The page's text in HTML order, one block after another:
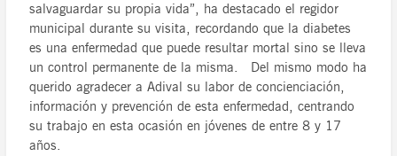
salvaguardar su propia vida”, ha destacado el regidor
municipal durante su visita, recordando que la diabetes
es una enfermedad que puede resultar mortal sino se lleva
un control permanente de la misma. Del mismo modo ha
querido agradecer a Adival su labor de concienciación,
información y prevención de esta enfermedad, centrando
su trabajo en esta ocasión en jóvenes de entre 8 y 17
años.